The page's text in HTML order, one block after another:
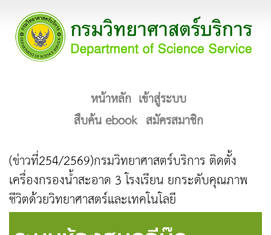
หน้าหลัก เข้าสู่ระบบ
สืบค้น ebook สมัครสมาชิก
(ข่าวที่254/2569)กรมวิทยาศาสตร์บริการ ติดตั้ง
เครื่องกรองน้ำสะอาด 3 โรงเรียน ยกระดับคุณภาพ
ชีวิตด้วยวิทยาศาสตร์และเทคโนโลยี